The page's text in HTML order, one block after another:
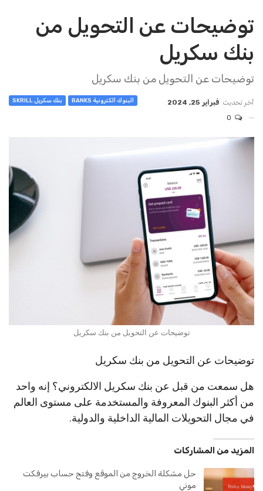
توضيحات عن التحويل من
بنك سكريل
توضيحات عن التحويل من بنك سكريل
البنوك الكترونية BANKS بنك سكريل SKRILL آخر تحديث فبراير 25, 2024
توضيحات عن التحويل من بنك سكريل
توضيحات عن التحويل من بنك سكريل
هل سمعت من قبل عن بنك سكريل الالكتروني؟ إنه واحد
من أكثر البنوك المعروفة والمستخدمة على مستوى العالم
في مجال التحويلات المالية الداخلية والدولية.
المزيد من المشاركات
حل مشكلة الخروج من الموقع وفتح حساب بيرفكت
موني